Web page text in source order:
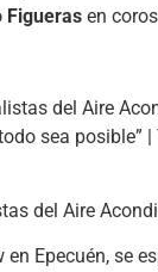
Figueras en
del Aire
Epecuén, se